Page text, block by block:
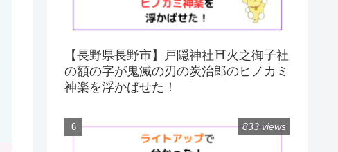
【長野県長野市】戸隠神社⛩火之御子社
の額の字が鬼滅の刃の炭治郎のヒノカミ
神楽を浮かばせた！
833 views